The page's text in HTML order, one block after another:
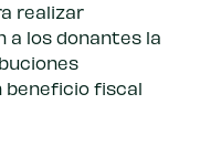
realizar
a los donantes la
beneficio fiscal